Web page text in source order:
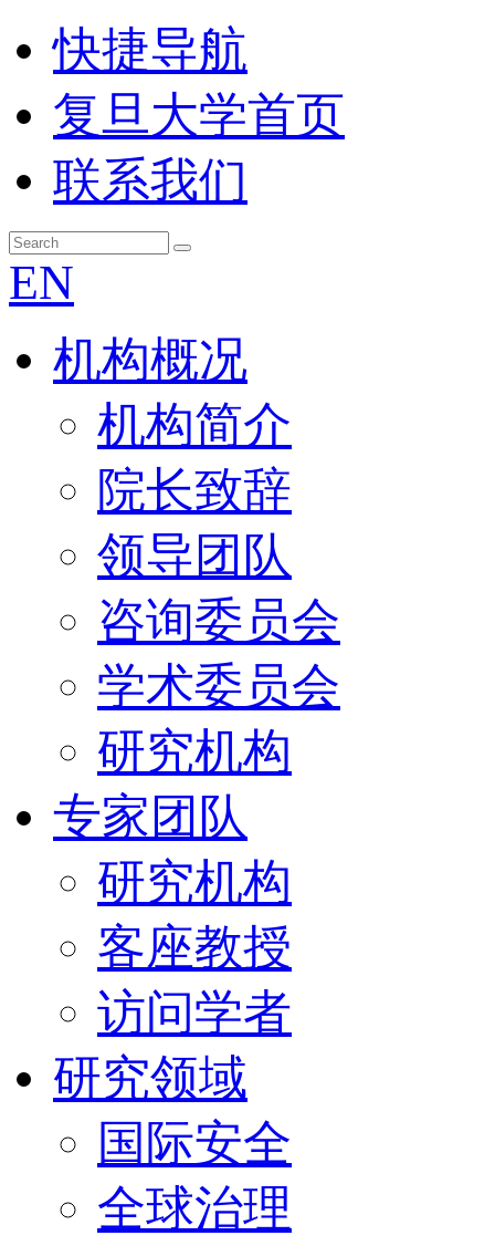
快捷导航
复旦大学首页
联系我们
EN
机构概况
机构简介
院长致辞
领导团队
咨询委员会
学术委员会
研究机构
专家团队
研究机构
客座教授
访问学者
研究领域
国际安全
全球治理